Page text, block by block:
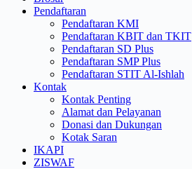
Pendaftaran
Pendaftaran KMI
Pendaftaran KBIT dan TKIT
Pendaftaran SD Plus
Pendaftaran SMP Plus
Pendaftaran STIT Al-Ishlah
Kontak
Kontak Penting
Alamat dan Pelayanan
Donasi dan Dukungan
Kotak Saran
IKAPI
ZISWAF